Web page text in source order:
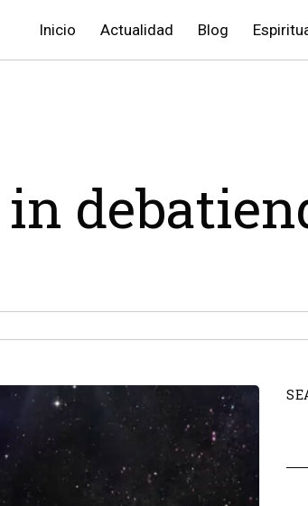
Inicio Actualidad Blog